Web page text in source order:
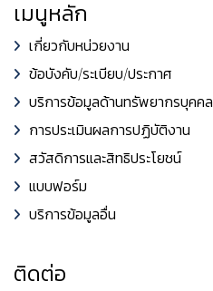
เมนูหลัก
เกี่ยวกับหน่วยงาน
ข้อบังคับ/ระเบียบ/ประกาศ
บริการข้อมูลด้านทรัพยากรบุคคล
การประเมินผลการปฏิบัติงาน
สวัสดิการและสิทธิประโยชน์
แบบฟอร์ม
บริการข้อมูลอื่น
ติดต่อ